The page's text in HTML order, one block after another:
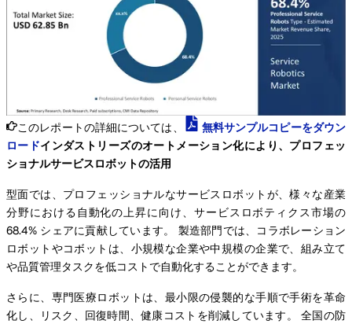
このレポートの詳細については、
無料サンプルコピーをダウン
ロードインダストリーズのオートメーション化により、プロフェッ
ショナルサービスロボットの活用
型面では、プロフェッショナルなサービスロボットが、様々な産業
分野における自動化の上昇に向け、サービスロボティクス市場の
68.4% シェアに貢献しています。 製造部門では、コラボレーション
ロボットやコボットは、小規模な企業や中規模の企業で、組み立て
や品質管理タスクを低コストで自動化することができます。
さらに、専門医療ロボットは、最小限の侵襲的な手順で手術を革命
化し、リスク、回復時間、健康コストを削減しています。 全国の防